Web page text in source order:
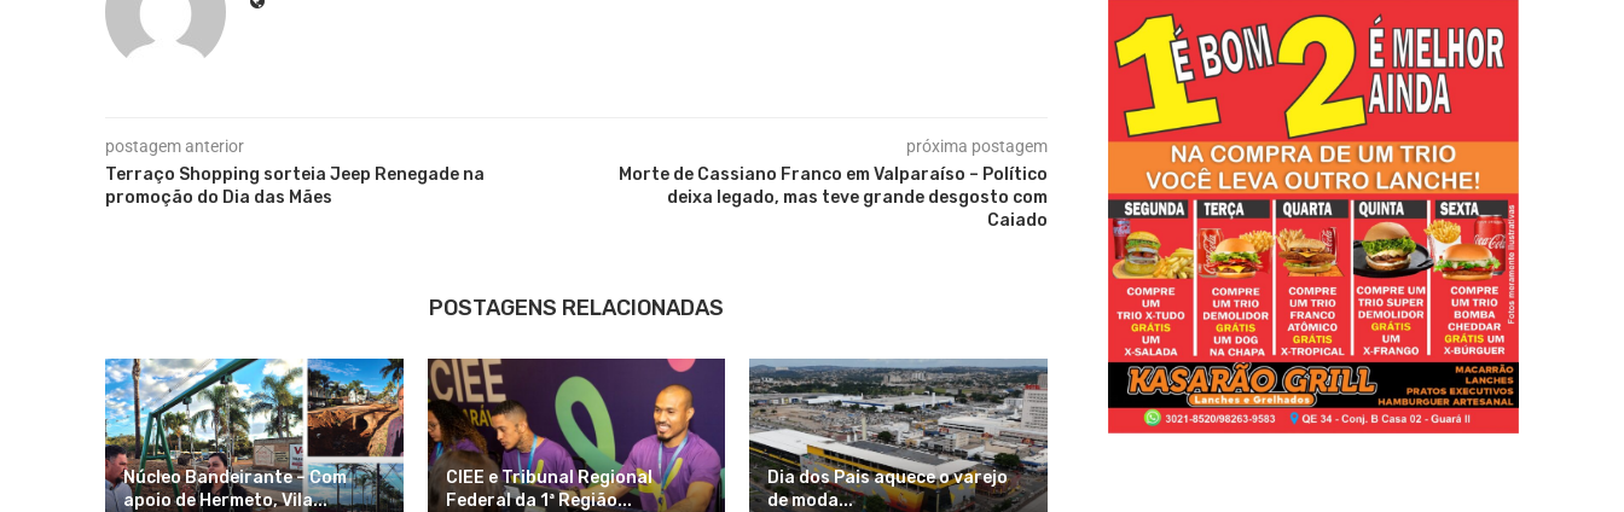
postagem anterior
Terraço Shopping sorteia Jeep Renegade na
promoção do Dia das Mães
próxima postagem
Morte de Cassiano Franco em Valparaíso – Político
deixa legado, mas teve grande desgosto com
Caiado
POSTAGENS RELACIONADAS
Núcleo Bandeirante – Com
apoio de Hermeto, Vila...
CIEE e Tribunal Regional
Federal da 1ª Região...
Dia dos Pais aquece o varejo
de moda...